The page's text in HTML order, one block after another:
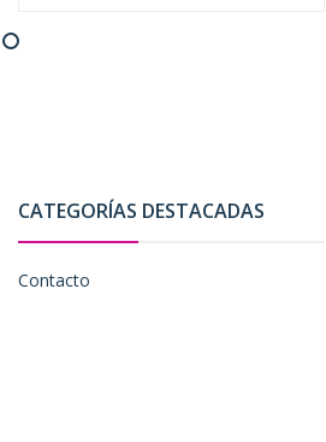
CATEGORÍAS DESTACADAS
Contacto